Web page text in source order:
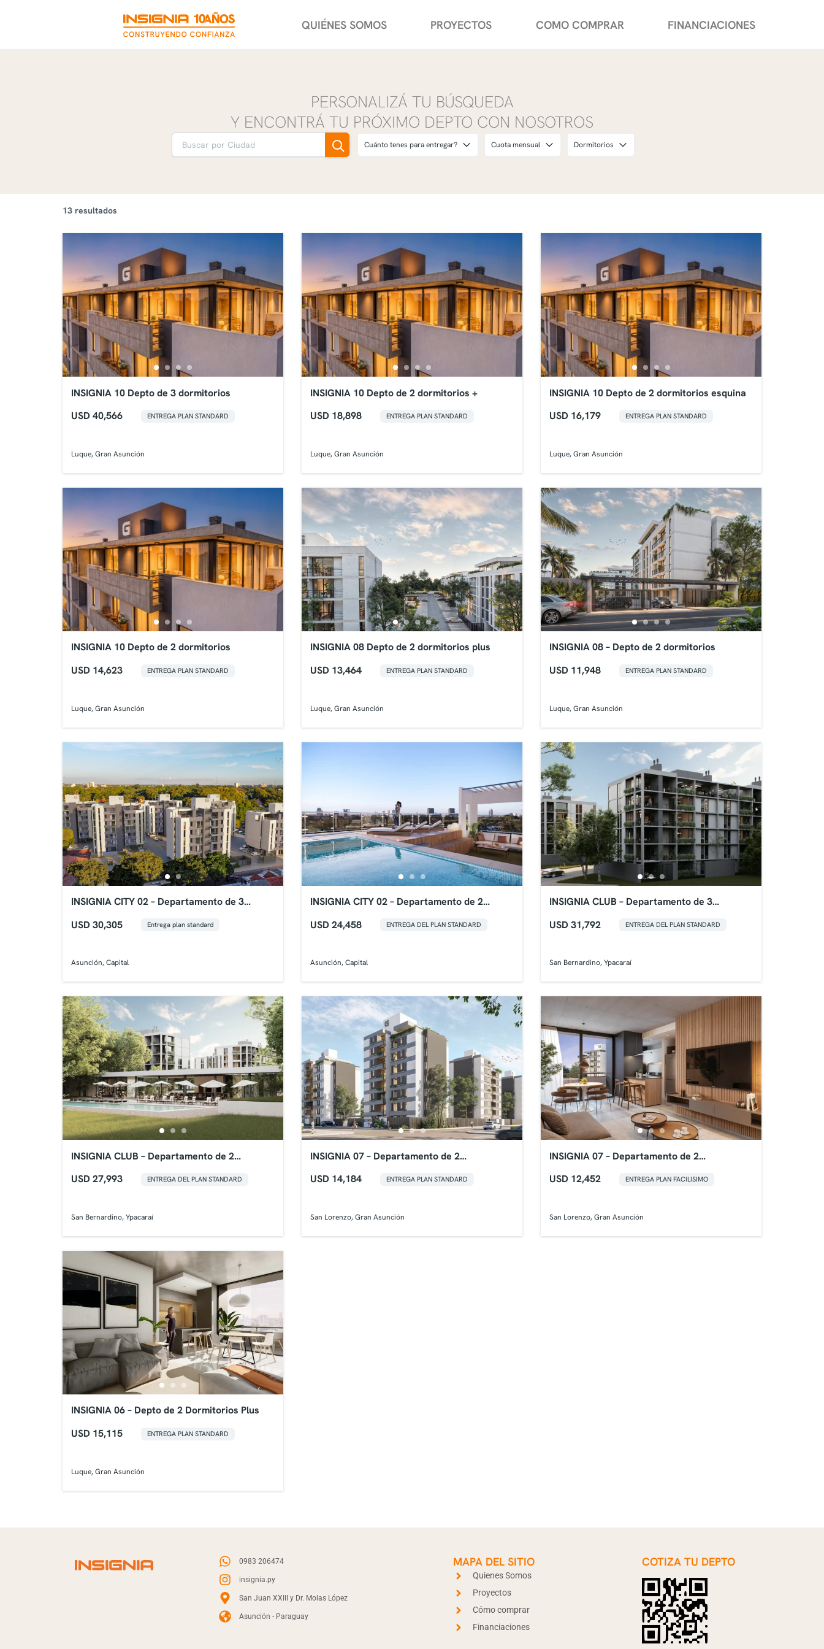
QUIÉNES SOMOS PROYECTOS COMO COMPRAR FINANCIACIONES
PERSONALIZÁ TU BÚSQUEDA
Y ENCONTRÁ TU PRÓXIMO DEPTO CON NOSOTROS
Cuánto tenes para entregar? Cuota mensual Dormitorios
13 resultados
INSIGNIA 10 Depto de 3 dormitorios
USD 40,566
ENTREGA PLAN STANDARD
Luque, Gran Asunción
INSIGNIA 10 Depto de 2 dormitorios +
USD 18,898
ENTREGA PLAN STANDARD
Luque, Gran Asunción
INSIGNIA 10 Depto de 2 dormitorios esquina
USD 16,179
ENTREGA PLAN STANDARD
Luque, Gran Asunción
INSIGNIA 10 Depto de 2 dormitorios
USD 14,623
ENTREGA PLAN STANDARD
Luque, Gran Asunción
INSIGNIA 08 Depto de 2 dormitorios plus
USD 13,464
ENTREGA PLAN STANDARD
Luque, Gran Asunción
INSIGNIA 08 – Depto de 2 dormitorios
USD 11,948
ENTREGA PLAN STANDARD
Luque, Gran Asunción
INSIGNIA CITY 02 – Departamento de 3
USD 30,305 Entrega plan standard
Asunción, Capital
INSIGNIA CITY 02 – Departamento de 2
USD 24,458 ENTREGA DEL PLAN STANDARD
Asunción, Capital
INSIGNIA CLUB – Departamento de 3
USD 31,792 ENTREGA DEL PLAN STANDARD
San Bernardino, Ypacaraí
INSIGNIA CLUB – Departamento de 2
USD 27,993 ENTREGA DEL PLAN STANDARD
San Bernardino, Ypacaraí
INSIGNIA 07 – Departamento de 2
USD 14,184 ENTREGA PLAN STANDARD
San Lorenzo, Gran Asunción
INSIGNIA 07 – Departamento de 2
USD 12,452 ENTREGA PLAN FACILISIMO
San Lorenzo, Gran Asunción
INSIGNIA 06 – Depto de 2 Dormitorios Plus
USD 15,115
ENTREGA PLAN STANDARD
Luque, Gran Asunción
0983 206474
insignia.py
San Juan XXIII y Dr. Molas López
Asunción - Paraguay
MAPA DEL SITIO
Quienes Somos
Proyectos
Cómo comprar
Financiaciones
COTIZA TU DEPTO